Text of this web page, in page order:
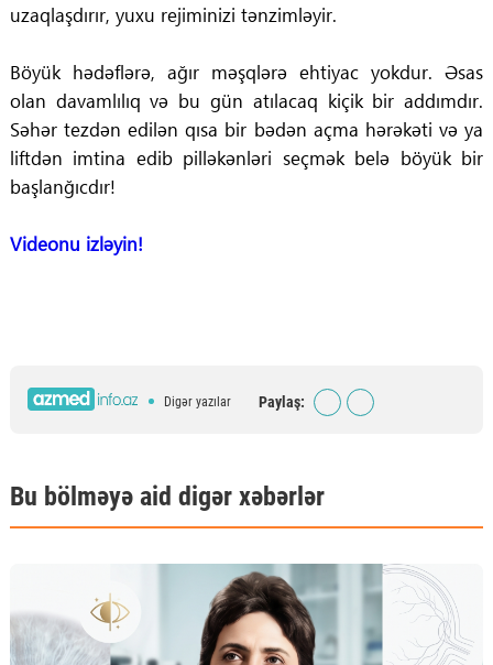
uzaqlaşdırır, yuxu rejiminizi tənzimləyir.
Böyük hədəflərə, ağır məşqlərə ehtiyac yokdur. Əsas
olan davamlılıq və bu gün atılacaq kiçik bir addımdır.
Səhər tezdən edilən qısa bir bədən açma hərəkəti və ya
liftdən imtina edib pilləkənləri seçmək belə böyük bir
başlanğıcdır!
Videonu izləyin!
Digər yazılar Paylaş:
Bu bölməyə aid digər xəbərlər